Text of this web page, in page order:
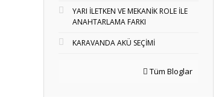
YARI İLETKEN VE MEKANİK ROLE İLE
ANAHTARLAMA FARKI
KARAVANDA AKÜ SEÇİMİ
Tüm Bloglar